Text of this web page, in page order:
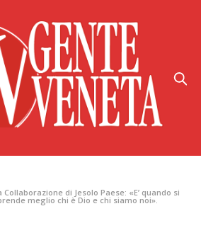
di Jesolo Paese: «E’ quando si
meglio chi è Dio e chi siamo noi».